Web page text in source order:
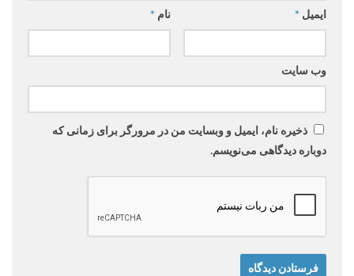
نام * ایمیل *
وب‌ سایت
ذخیره نام، ایمیل و وبسایت من در مرورگر برای زمانی که
دوباره دیدگاهی می‌نویسم.